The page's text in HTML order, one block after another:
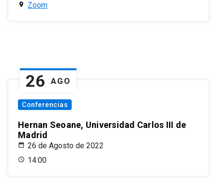
Zoom
26 AGO
Conferencias
Hernan Seoane, Universidad Carlos III de
Madrid
26 de Agosto de 2022
14:00